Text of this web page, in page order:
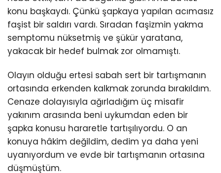
konu başkaydı. Çünkü şapkaya yapılan acımasız
faşist bir saldırı vardı. Sıradan faşizmin yakma
semptomu nüksetmiş ve şükür yaratana,
yakacak bir hedef bulmak zor olmamıştı.
Olayın olduğu ertesi sabah sert bir tartışmanın
ortasında erkenden kalkmak zorunda bırakıldım.
Cenaze dolayısıyla ağırladığım üç misafir
yakınım arasında beni uykumdan eden bir
şapka konusu hararetle tartışılıyordu. O an
konuya hâkim değildim, dedim ya daha yeni
uyanıyordum ve evde bir tartışmanın ortasına
düşmüştüm.